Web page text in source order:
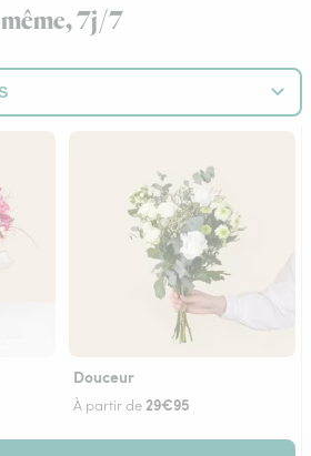
même, 7j/7
Douceur
À partir de29€95